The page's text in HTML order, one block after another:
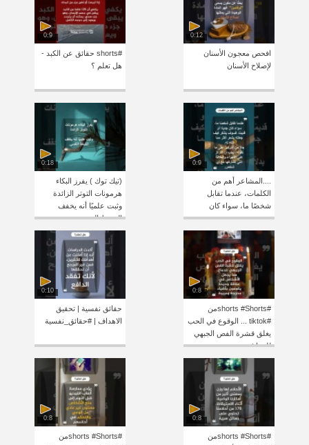
0:12
افحص معجون الأسنان
لإصلاح الأسنان
0:9
#shorts حقائق عن الكبد -
هل تعلم ؟
0:9
....المشاعر أهم من
الكلمات، عندما تقابل
شخصًا ما، سواء كان
0:18
(تيك توك ) يفرز البكاء
هرمونات التوتر الزائدة
وثبت علميًا أنه يخفف
الضغط النفسي
0:8
#shorts #Shortsمن
#tiktok ... الوقوع في الحب
يغلق قشرة الفص الجبهي
للدماغ
0:10
حقائق نفسية | تحقيق
الاهداف | #حقائق_نفسية
0:8
#shorts #Shortsمن
0:8
#shorts #Shortsمن